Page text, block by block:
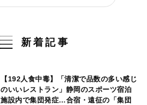
新着記事
【192人食中毒】「清潔で品数の多い感じ
のいいレストラン」静岡のスポーツ宿泊
施設内で集団発症…合宿・遠征の「集団